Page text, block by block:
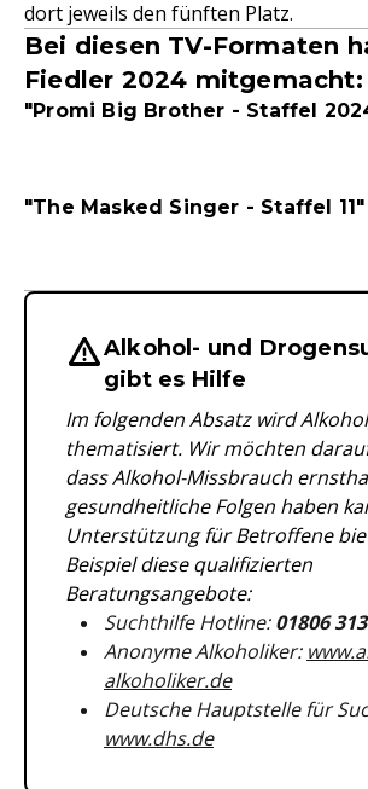
dort jeweils den fünften Platz.
Bei diesen TV-Formaten
Fiedler 2024 mitgemacht:
"Promi Big Brother - Staffel
"The Masked Singer - Staffel 11"
Wichtige Hinweise &
Alkohol- und
gibt es Hilfe
Im folgenden Absatz wird
thematisiert. Wir möchten
dass Alkohol-Missbrauch
gesundheitliche Folgen haben
Unterstützung für Betroffene
Beispiel diese qualifizierten
Beratungsangebote:
Suchthilfe Hotline:01806
Anonyme Alkoholiker:
alkoholiker.de
Deutsche Hauptstelle für
www.dhs.de